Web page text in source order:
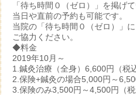
「待ち時間０（ゼロ）」を掲げて
当日や直前の予約も可能です。
当院の「待ち時間０（ゼロ）」に
ご協力ください。
◆料金
2019年10月～
1.鍼灸治療（全身）6,600円（税
2.保険+鍼灸の場合5,000円～
3.保険のみ3,500円～4,500円（税